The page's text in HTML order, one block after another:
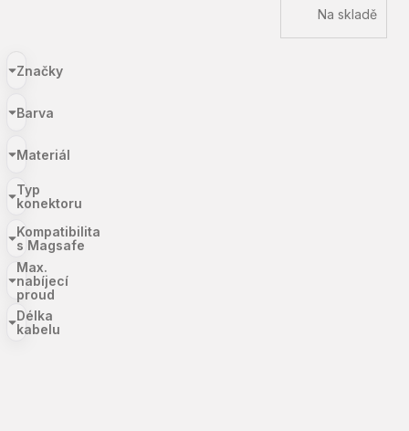
Na skladě
Značky
Barva
Materiál
Typ
konektoru
Kompatibilita
s Magsafe
Max.
nabíjecí
proud
Délka
kabelu